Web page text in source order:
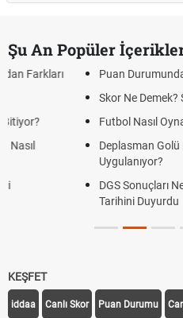
Şu An Popüler
Puan Durumunda AG, OM ve
Skor Ne Demek? Sporda Skor
Futbol Nasıl Oynanır? Temel
Deplasman Golü Kuralı
DGS Sonuçları Ne Zaman
Tarihini Duyurdu
KEŞFET
iddaa Canlı Skor Puan Durumu